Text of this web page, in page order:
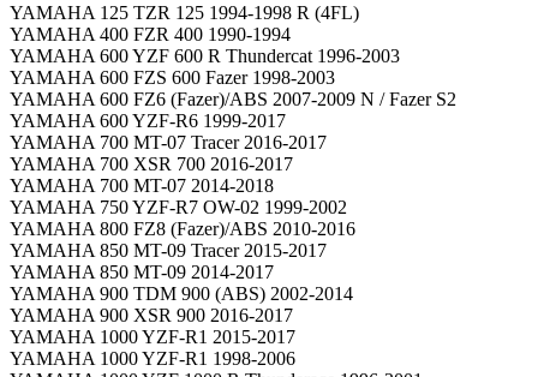
YAMAHA 125 TZR 125 1994-1998 R (4FL)
YAMAHA 400 FZR 400 1990-1994
YAMAHA 600 YZF 600 R Thundercat 1996-2003
YAMAHA 600 FZS 600 Fazer 1998-2003
YAMAHA 600 FZ6 (Fazer)/ABS 2007-2009 N / Fazer S2
YAMAHA 600 YZF-R6 1999-2017
YAMAHA 700 MT-07 Tracer 2016-2017
YAMAHA 700 XSR 700 2016-2017
YAMAHA 700 MT-07 2014-2018
YAMAHA 750 YZF-R7 OW-02 1999-2002
YAMAHA 800 FZ8 (Fazer)/ABS 2010-2016
YAMAHA 850 MT-09 Tracer 2015-2017
YAMAHA 850 MT-09 2014-2017
YAMAHA 900 TDM 900 (ABS) 2002-2014
YAMAHA 900 XSR 900 2016-2017
YAMAHA 1000 YZF-R1 2015-2017
YAMAHA 1000 YZF-R1 1998-2006